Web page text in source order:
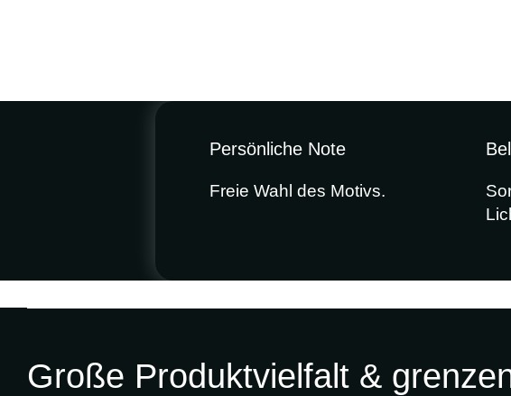
Persönliche Note
Freie Wahl des Motivs.
Große Produktvielfalt &
Küchenrückwand
Individuelle Motivrückwände
Echtstein